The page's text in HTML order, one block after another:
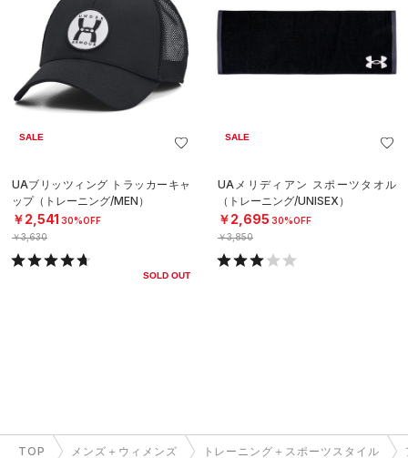
SALE
UAブリッツィング トラッカーキャ
ップ（トレーニング/MEN）
￥2,541 30%OFF
￥3,630
SOLD OUT
SALE
UAメリディアン スポーツタオル
（トレーニング/UNISEX）
￥2,695 30%OFF
￥3,850
TOP メンズ＋ウィメンズ トレーニング＋スポーツスタイル